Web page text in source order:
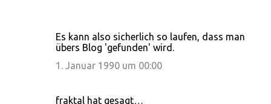
Es kann also sicherlich so laufen, dass man
übers Blog 'gefunden' wird.
1. Januar 1990 um 00:00
fraktal hat gesagt…